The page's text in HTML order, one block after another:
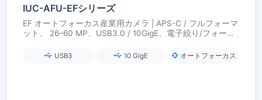
IUC-AFU-EFシリーズ
EF オートフォーカス産業用カメラ | APS-C / フルフォーマ
ット、 26–60 MP、USB3.0 / 10GigE、電子絞り/フォーカ
USB3 10 GigE オートフォーカス